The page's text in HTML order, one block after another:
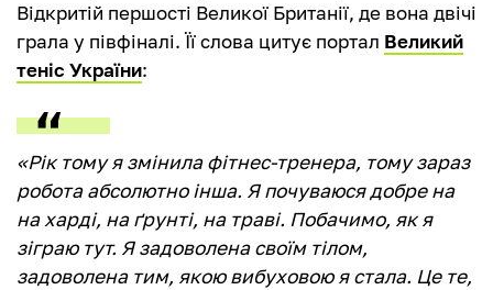
Відкритій першості Великої Британії, де вона двічі
грала у півфіналі. Її слова цитує портал Великий
теніс України:
«Рік тому я змінила фітнес-тренера, тому зараз
робота абсолютно інша. Я почуваюся добре на
на харді, на ґрунті, на траві. Побачимо, як я
зіграю тут. Я задоволена своїм тілом,
задоволена тим, якою вибуховою я стала. Це те,